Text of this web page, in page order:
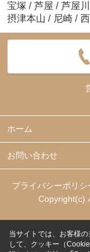
宝塚 / 芦屋 / 芦屋川
摂津本山 / 尼崎 /
ホーム
お問い合わせ
プライバシーポリシ
Copyright(c)
当サイトでは、お客様
して、クッキー（